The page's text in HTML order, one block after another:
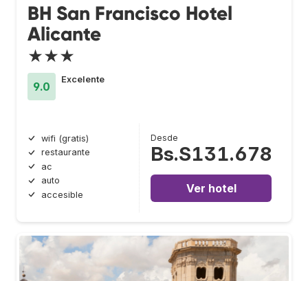
BH San Francisco Hotel
Alicante
★★★
9.0
Excelente
wifi (gratis)
restaurante
ac
auto
accesible
Desde
Bs.S131.678
Ver hotel